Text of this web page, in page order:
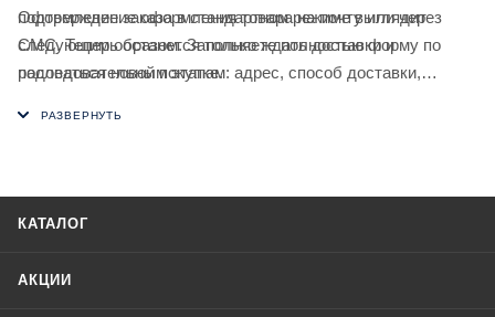
подтверждение оформления товара на почту или через
СМС. Теперь останется только ждать доставки и
радоваться новой покупке.
Оформление заказа в стандартном режиме выглядит
следующим образом. Заполняете полностью форму по
последовательным этапам: адрес, способ доставки,
КАТАЛОГ
АКЦИИ